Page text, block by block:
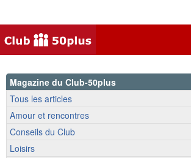
Magazine du Club-50plus
Tous les articles
Amour et rencontres
Conseils du Club
Loisirs